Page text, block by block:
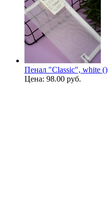
Пенал "Classic", white ()
Цена: 98.00 руб.